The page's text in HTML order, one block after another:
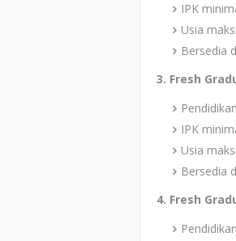
IPK
Usia
Bersedia
3. Fresh
IPK
Usia
Bersedia
4. Fresh